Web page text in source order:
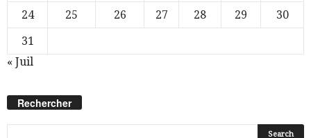
24
25 26 27 28 29
30
31
« Juil
Rechercher